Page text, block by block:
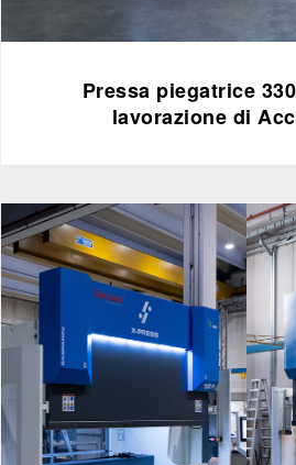
Pressa piegatrice
lavorazione di